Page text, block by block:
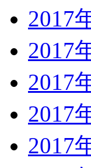
2017
2017
2017
2017
2017